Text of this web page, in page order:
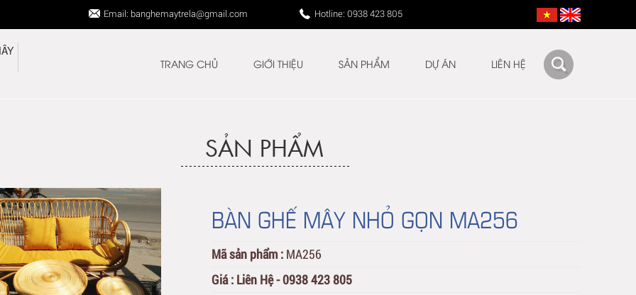
Email: banghemaytrela@gmail.com Hotline: 0938 423 805
TRANG CHỦ GIỚI THIỆU SẢN PHẨM DỰ ÁN LIÊN HỆ
SẢN PHẨM
BÀN GHẾ MÂY NHỎ GỌN MA256
Mã sản phẩm : MA256
Giá : Liên Hệ - 0938 423 805